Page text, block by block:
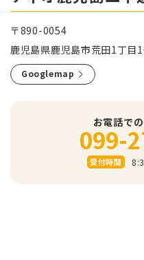
〒890-0054
鹿児島県鹿児島市荒田1丁
Googlemap
お電話で
099-
受付時間